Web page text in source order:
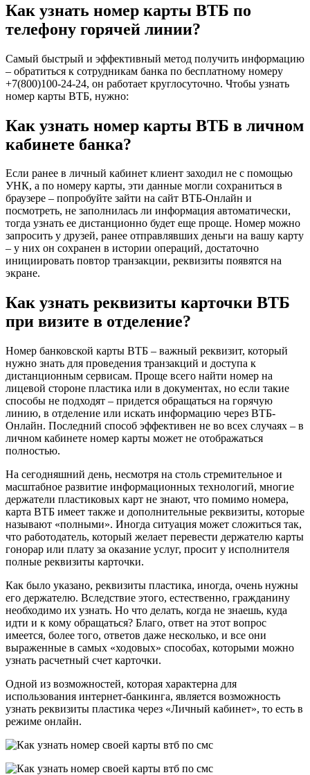
Как узнать номер карты ВТБ по
телефону горячей линии?
Самый быстрый и эффективный метод получить информацию
– обратиться к сотрудникам банка по бесплатному номеру
+7(800)100-24-24, он работает круглосуточно. Чтобы узнать
номер карты ВТБ, нужно:
Как узнать номер карты ВТБ в личном
кабинете банка?
Если ранее в личный кабинет клиент заходил не с помощью
УНК, а по номеру карты, эти данные могли сохраниться в
браузере – попробуйте зайти на сайт ВТБ-Онлайн и
посмотреть, не заполнилась ли информация автоматически,
тогда узнать ее дистанционно будет еще проще. Номер можно
запросить у друзей, ранее отправлявших деньги на вашу карту
– у них он сохранен в истории операций, достаточно
инициировать повтор транзакции, реквизиты появятся на
экране.
Как узнать реквизиты карточки ВТБ
при визите в отделение?
Номер банковской карты ВТБ – важный реквизит, который
нужно знать для проведения транзакций и доступа к
дистанционным сервисам. Проще всего найти номер на
лицевой стороне пластика или в документах, но если такие
способы не подходят – придется обращаться на горячую
линию, в отделение или искать информацию через ВТБ-
Онлайн. Последний способ эффективен не во всех случаях – в
личном кабинете номер карты может не отображаться
полностью.
На сегодняшний день, несмотря на столь стремительное и
масштабное развитие информационных технологий, многие
держатели пластиковых карт не знают, что помимо номера,
карта ВТБ имеет также и дополнительные реквизиты, которые
называют «полными». Иногда ситуация может сложиться так,
что работодатель, который желает перевести держателю карты
гонорар или плату за оказание услуг, просит у исполнителя
полные реквизиты карточки.
Как было указано, реквизиты пластика, иногда, очень нужны
его держателю. Вследствие этого, естественно, гражданину
необходимо их узнать. Но что делать, когда не знаешь, куда
идти и к кому обращаться? Благо, ответ на этот вопрос
имеется, более того, ответов даже несколько, и все они
выраженные в самых «ходовых» способах, которыми можно
узнать расчетный счет карточки.
Одной из возможностей, которая характерна для
использования интернет-банкинга, является возможность
узнать реквизиты пластика через «Личный кабинет», то есть в
режиме онлайн.